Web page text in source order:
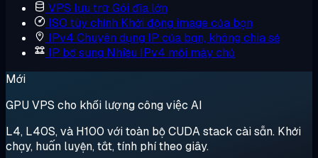
VPS lưu trữGói đĩa lớn
ISO tùy chỉnh Khởi động image của bạn
IPv4 Chuyên dụng IP của bạn, không chia sẻ
IP bổ sung Nhiều IPv4 mỗi máy chủ
Mới
GPU VPS cho khối lượng công việc AI
L4, L40S, và H100 với toàn bộ CUDA stack cài sẵn. Khởi
chạy, huấn luyện, tắt, tính phí theo giây.